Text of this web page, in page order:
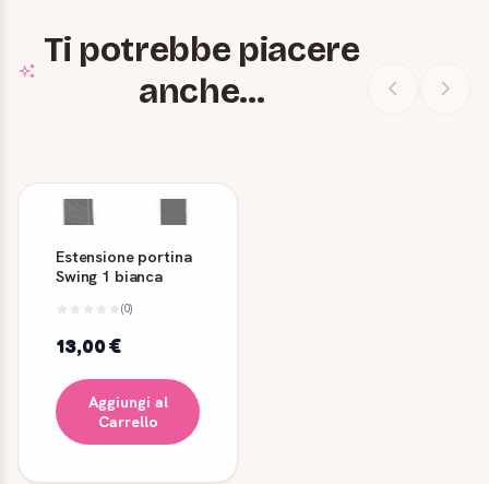
Ti potrebbe piacere
anche...
Estensione portina
Swing 1 bianca
(0)
13,00 €
Aggiungi al
Carrello